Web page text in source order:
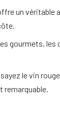
un véritable
gourmets, les
le vin
remarquable.